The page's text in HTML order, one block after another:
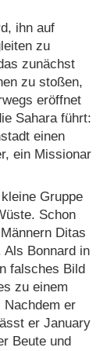
ihn auf
zu
zunächst
zu stoßen,
eröffnet
Sahara führt:
einen
ein Missionar
Gruppe
Schon
Ditas
Als Bonnard in
falsches Bild
zu einem
Nachdem er
er January
Beute und